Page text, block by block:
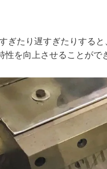
たり遅すぎたりする
を向上させることがで